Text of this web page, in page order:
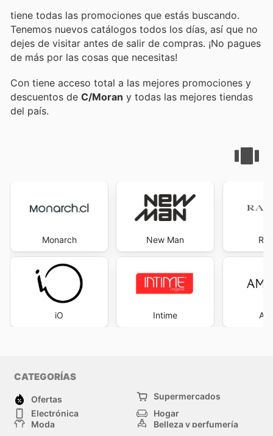
tiene todas las promociones que estás buscando.
Tenemos nuevos catálogos todos los días, así que no
dejes de visitar antes de salir de compras. ¡No pagues
de más por las cosas que necesitas!
Con tiene acceso total a las mejores promociones y
descuentos de C/Moran y todas las mejores tiendas
del país.
Monarch
iO
New Man
Intime
CATEGORÍAS
Ofertas
Supermercados
Electrónica
Hogar
Moda
Belleza y perfumería